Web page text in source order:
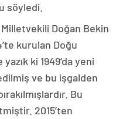
söyledi.
Doğan Bekin
kurulan Doğu
ki 1949’da yeni
ve bu işgalden
Bu
2015’ten